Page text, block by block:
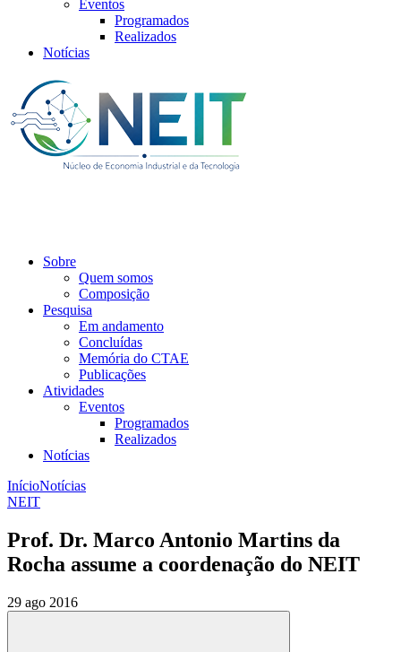
Eventos
Programados
Realizados
Notícias
Sobre
Quem somos
Composição
Pesquisa
Em andamento
Concluídas
Memória do CTAE
Publicações
Atividades
Eventos
Programados
Realizados
Notícias
InícioNotícias
NEIT
Prof. Dr. Marco Antonio Martins da
Rocha assume a coordenação do NEIT
29 ago 2016